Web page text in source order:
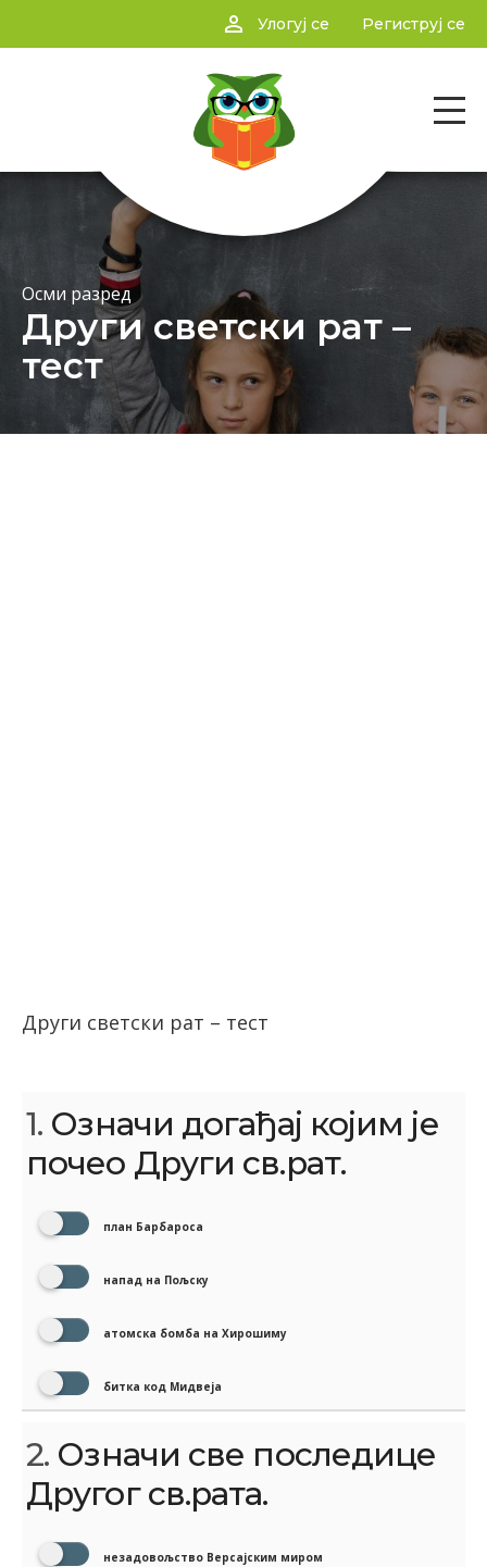
person_outline Улогуј се Региструј се
Осми разред
Други светски рат –
тест
Други светски рат – тест
1. Означи догађај којим је
почео Други св.рат.
план Барбароса
напад на Пољску
атомска бомба на Хирошиму
битка код Мидвеја
2. Означи све последице
Другог св.рата.
незадовољство Версајским миром